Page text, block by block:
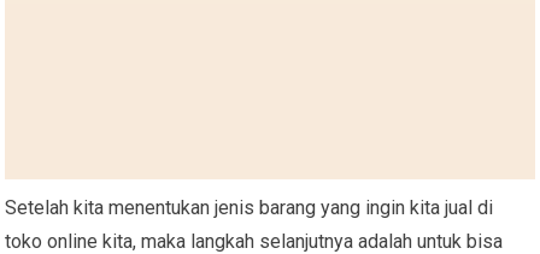
Setelah kita menentukan jenis barang yang ingin kita jual di
toko online kita, maka langkah selanjutnya adalah untuk bisa